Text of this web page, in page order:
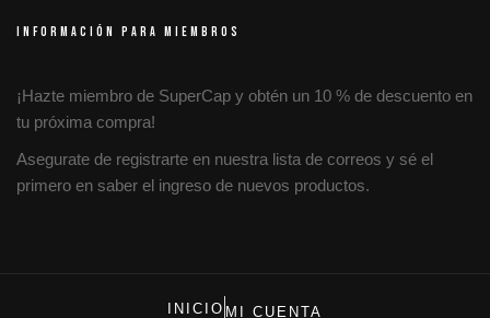
INFORMACIÓN PARA MIEMBROS
¡Hazte miembro de SuperCap y obtén un 10 % de descuento en
tu próxima compra!
Asegurate de registrarte en nuestra lista de correos y sé el
primero en saber el ingreso de nuevos productos.
INICIO MI CUENTA